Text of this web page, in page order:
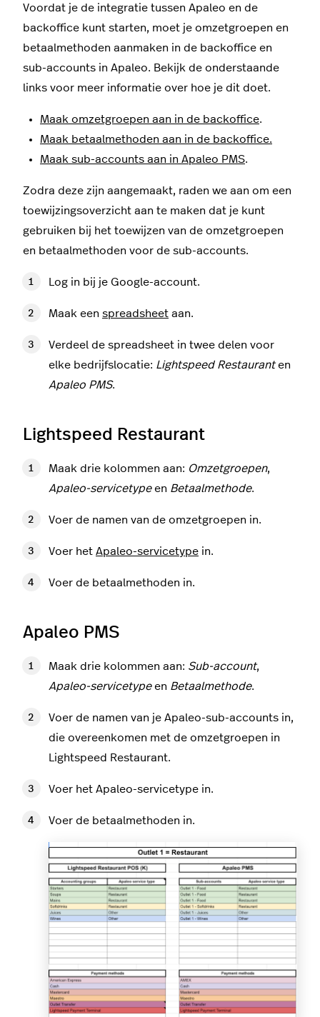
Voordat je de integratie tussen Apaleo en de
backoffice kunt starten, moet je omzetgroepen en
betaalmethoden aanmaken in de backoffice en
sub-accounts in Apaleo. Bekijk de onderstaande
links voor meer informatie over hoe je dit doet.
Maak omzetgroepen aan in de backoffice.
Maak betaalmethoden aan in de backoffice.
Maak sub-accounts aan in Apaleo PMS.
Zodra deze zijn aangemaakt, raden we aan om een
toewijzingsoverzicht aan te maken dat je kunt
gebruiken bij het toewijzen van de omzetgroepen
en betaalmethoden voor de sub-accounts.
Log in bij je Google-account.
Maak een spreadsheet aan.
Verdeel de spreadsheet in twee delen voor
elke bedrijfslocatie: Lightspeed Restauranten
Apaleo PMS.
Lightspeed Restaurant
Maak drie kolommen aan: Omzetgroepen,
Apaleo-servicetypeen Betaalmethode.
Voer de namen van de omzetgroepen in.
Voer het Apaleo-servicetype in.
Voer de betaalmethoden in.
Apaleo PMS
Maak drie kolommen aan: Sub-account,
Apaleo-servicetypeen Betaalmethode.
Voer de namen van je Apaleo-sub-accounts in,
die overeenkomen met de omzetgroepen in
Lightspeed Restaurant.
Voer het Apaleo-servicetype in.
Voer de betaalmethoden in.